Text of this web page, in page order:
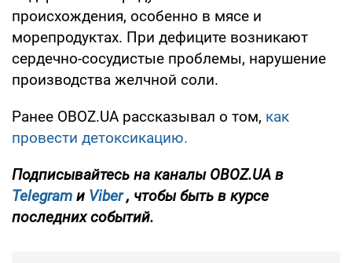
происхождения, особенно в мясе и
морепродуктах. При дефиците возникают
сердечно-сосудистые проблемы, нарушение
производства желчной соли.
Ранее OBOZ.UA рассказывал о том, как
провести детоксикацию.
Подписывайтесь на каналы OBOZ.UA в
Telegram и Viber , чтобы быть в курсе
последних событий.